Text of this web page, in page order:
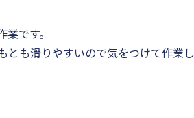
です。
とも滑りやすいので気をつけて作業し